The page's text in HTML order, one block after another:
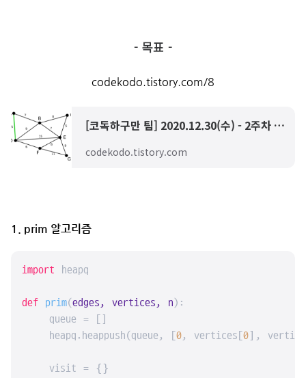
- 목표 -
codekodo.tistory.com/8
[코독하구만 팀] 2020.12.30(수) - 2주차 개인 목표
codekodo.tistory.com
1. prim 알고리즘
import heapq
def prim(edges, vertices, n):
    queue = []
    heapq.heappush(queue, [
0, vertices[0],
    visit = {}